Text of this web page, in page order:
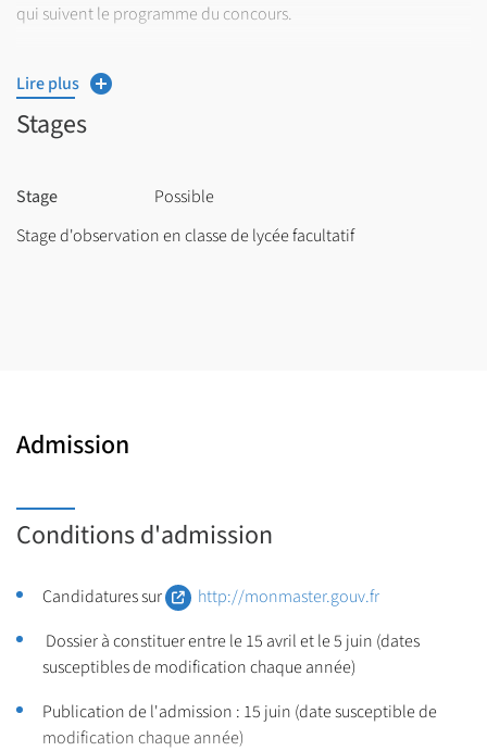
qui suivent le programme du concours.
développement
BCC 7 –Maîtriser les savoirs spécialisés propres aux sciences
Une validation des semestres sous forme de contrôle continu et
d’examen terminal (concours blancs écrits et oraux) donnant
Lire plus
Stages
Stage
Possible
Stage d'observation en classe de lycée facultatif
Admission
Conditions d'admission
Candidatures sur
http://monmaster.gouv.fr
Dossier à constituer entre le 15 avril et le 5 juin (dates
susceptibles de modification chaque année)
Publication de l'admission : 15 juin (date susceptible de
modification chaque année)